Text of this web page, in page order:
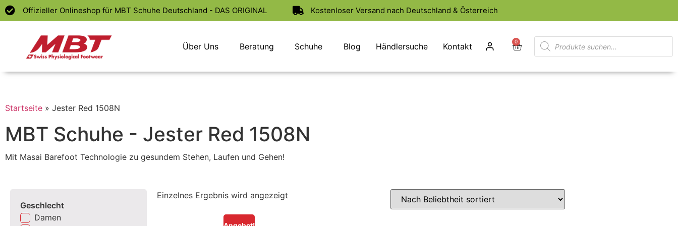
Offizieller Onlineshop für MBT Schuhe Deutschland - DAS ORIGINAL Kostenloser Versand nach Deutschland & Österreich
Über Uns Beratung Schuhe Blog Händlersuche Kontakt 0
Startseite » Jester Red 1508N
MBT Schuhe - Jester Red 1508N
Mit Masai Barefoot Technologie zu gesundem Stehen, Laufen und Gehen!
Geschlecht
Damen
Einzelnes Ergebnis wird angezeigt